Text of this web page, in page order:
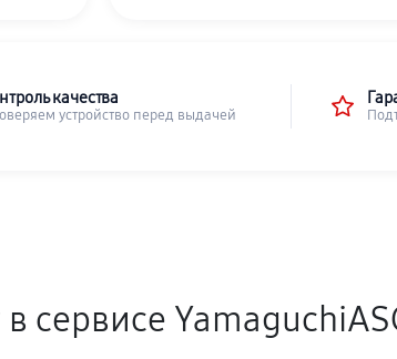
качества
устройство перед выдачей
сервисе